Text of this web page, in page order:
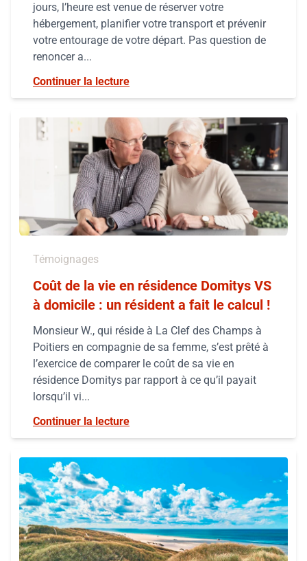
jours, l’heure est venue de réserver votre
hébergement, planifier votre transport et prévenir
votre entourage de votre départ. Pas question de
renoncer a...
Continuer la lecture
Témoignages
Coût de la vie en résidence Domitys VS
à domicile : un résident a fait le calcul !
Monsieur W., qui réside à La Clef des Champs à
Poitiers en compagnie de sa femme, s’est prêté à
l’exercice de comparer le coût de sa vie en
résidence Domitys par rapport à ce qu’il payait
lorsqu’il vi...
Continuer la lecture